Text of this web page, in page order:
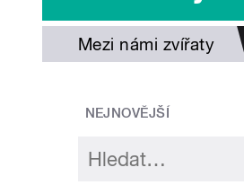
Mezi námi zvířaty
NEJNOVĚJŠÍ